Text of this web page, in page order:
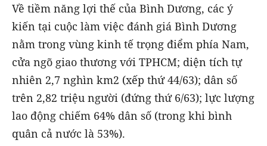
Về tiềm năng lợi thế của Bình Dương, các ý
kiến tại cuộc làm việc đánh giá Bình Dương
nằm trong vùng kinh tế trọng điểm phía Nam,
cửa ngõ giao thương với TPHCM; diện tích tự
nhiên 2,7 nghìn km2 (xếp thứ 44/63); dân số
trên 2,82 triệu người (đứng thứ 6/63); lực lượng
lao động chiếm 64% dân số (trong khi bình
quân cả nước là 53%).